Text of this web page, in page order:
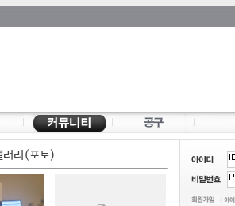
러리(포토)